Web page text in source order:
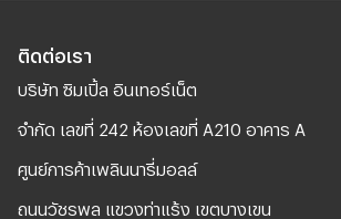
ติดต่อเรา
บริษัท ซิมเปิ้ล อินเทอร์เน็ต
จํากัด เลขที่ 242 ห้องเลขที่ A210 อาคาร A
ศูนย์การค้าเพลินนารี่มอลล์
ถนนวัชรพล แขวงท่าแร้ง เขตบางเขน